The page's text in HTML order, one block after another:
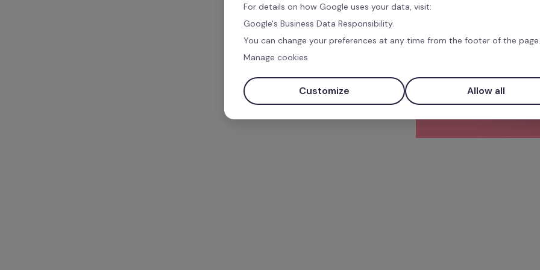
For details on how Google uses your data, visit:
Google's Business Data Responsibility.
You can change your preferences at any time from the footer of the page.
Manage cookies
Customize Allow all